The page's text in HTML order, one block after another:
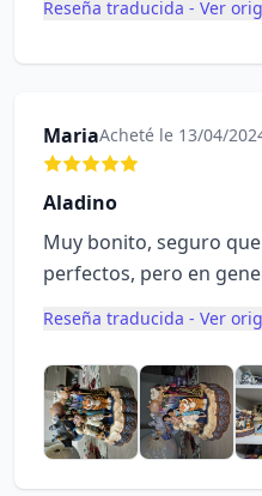
Reseña traducida - Ver
MariaAcheté le 13/04/
Aladino
Muy bonito, seguro
perfectos, pero en
Reseña traducida - Ver